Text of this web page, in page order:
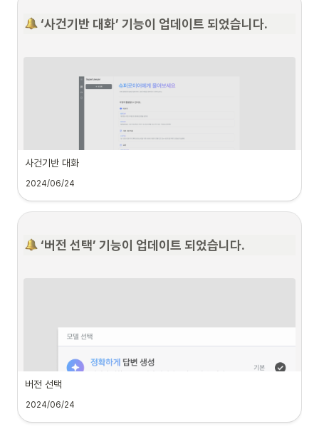
사이드바 UI를 개선하여 활용도를 높였어요.
‘사건기반 대화’ 기능이 업데이트 되었습니다.
특정 사건에 대해 슈퍼로이어와 자세히 대화할 수 있는 사건 기반 대화 기능
였습니다.
사건기반 대화
2024/06/24
‘버전 선택’ 기능이 업데이트 되었습니다.
버전 선택
2024/06/24